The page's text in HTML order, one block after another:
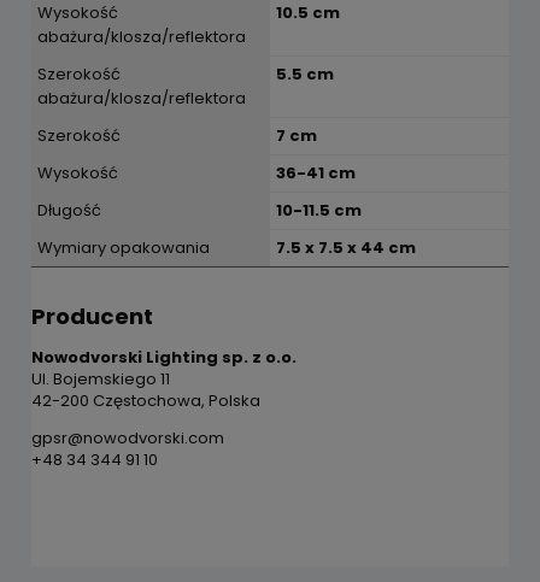
Wysokość
abażura/klosza/reflektora
10.5 cm
Szerokość
abażura/klosza/reflektora
5.5 cm
Szerokość
7 cm
Wysokość
36-41 cm
Długość
10-11.5 cm
Wymiary opakowania
7.5 x 7.5 x 44 cm
Producent
Nowodvorski Lighting sp. z o.o.
Ul. Bojemskiego 11
42-200 Częstochowa, Polska
gpsr@nowodvorski.com
+48 34 344 91 10